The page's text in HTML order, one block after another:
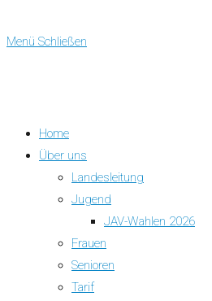
Menü Schließen
Home
Über uns
Landesleitung
Jugend
JAV-Wahlen 2026
Frauen
Senioren
Tarif